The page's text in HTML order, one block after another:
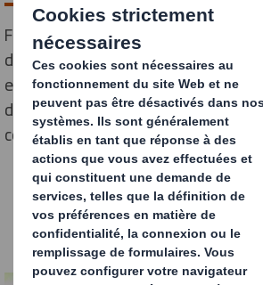
Face à la crise climatique, réduire le
devient crucial. Découvrez comment
entreprises à adopter des pratiques
durables, réduisant leur empreinte
coûts.